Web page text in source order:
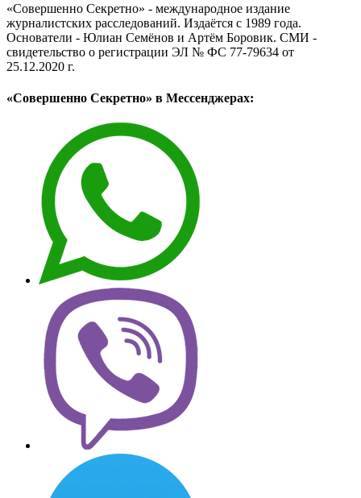
«Совершенно Секретно» - международное издание
журналистских расследований. Издаётся с 1989 года.
Основатели - Юлиан Семёнов и Артём Боровик. CМИ -
свидетельство о регистрации ЭЛ № ФС 77-79634 от
25.12.2020 г.
«Совершенно Секретно» в Мессенджерах: